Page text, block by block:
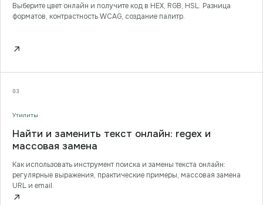
Выберите цвет онлайн и получите код в HEX, RGB, HSL. Разница
форматов, контрастность WCAG, создание палитр.
↗
03
Утилиты
Найти и заменить текст онлайн: regex и
массовая замена
Как использовать инструмент поиска и замены текста онлайн:
регулярные выражения, практические примеры, массовая замена
URL и email.
↗